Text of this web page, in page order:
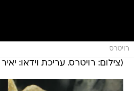
רויטרס
(צילום: רויטרס. עריכת וידאו: